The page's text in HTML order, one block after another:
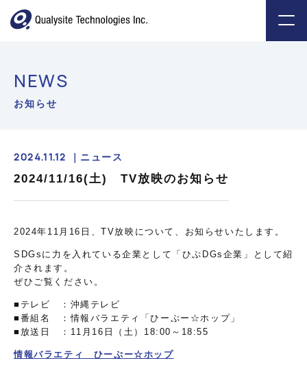
NEWS
お知らせ
2024.11.12 ｜ ニュース
2024/11/16(土) TV放映のお知らせ
2024年11月16日、TV放映について、お知らせいたします。
SDGsに力を入れている企業として「ひぷDGs企業」として紹
介されます。
ぜひご覧ください。
■テレビ ：沖縄テレビ
■番組名 ：情報バラエティ「ひーぷー☆ホップ」
■放送日 ：11月16日（土）18:00～18:55
情報バラエティ ひーぷー☆ホップ